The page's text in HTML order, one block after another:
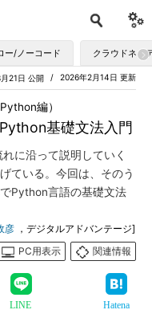
ー/ノーコード クラウドネイ
2026年2月14日 更新
21日 公開
基礎文法入門
編）
に沿って説明していく
ている。今回は、そのう
Python言語の基礎文法
彦 ，デジタルアドバンテージ]
PC用表示
関連情報
LINE Hatena